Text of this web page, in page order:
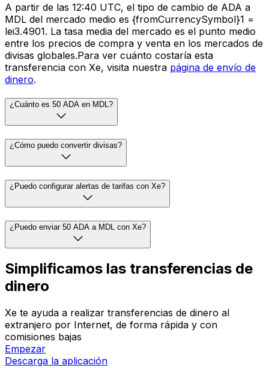
A partir de las 12:40 UTC, el tipo de cambio de ADA a
MDL del mercado medio es {fromCurrencySymbol}1 =
lei3.4901. La tasa media del mercado es el punto medio
entre los precios de compra y venta en los mercados de
divisas globales.Para ver cuánto costaría esta
transferencia con Xe, visita nuestra página de envío de
dinero.
¿Cuánto es 50 ADA en MDL?
¿Cómo puedo convertir divisas?
¿Puedo configurar alertas de tarifas con Xe?
¿Puedo enviar 50 ADA a MDL con Xe?
Simplificamos las transferencias de
dinero
Xe te ayuda a realizar transferencias de dinero al
extranjero por Internet, de forma rápida y con
comisiones bajas
Empezar
Descarga la aplicación